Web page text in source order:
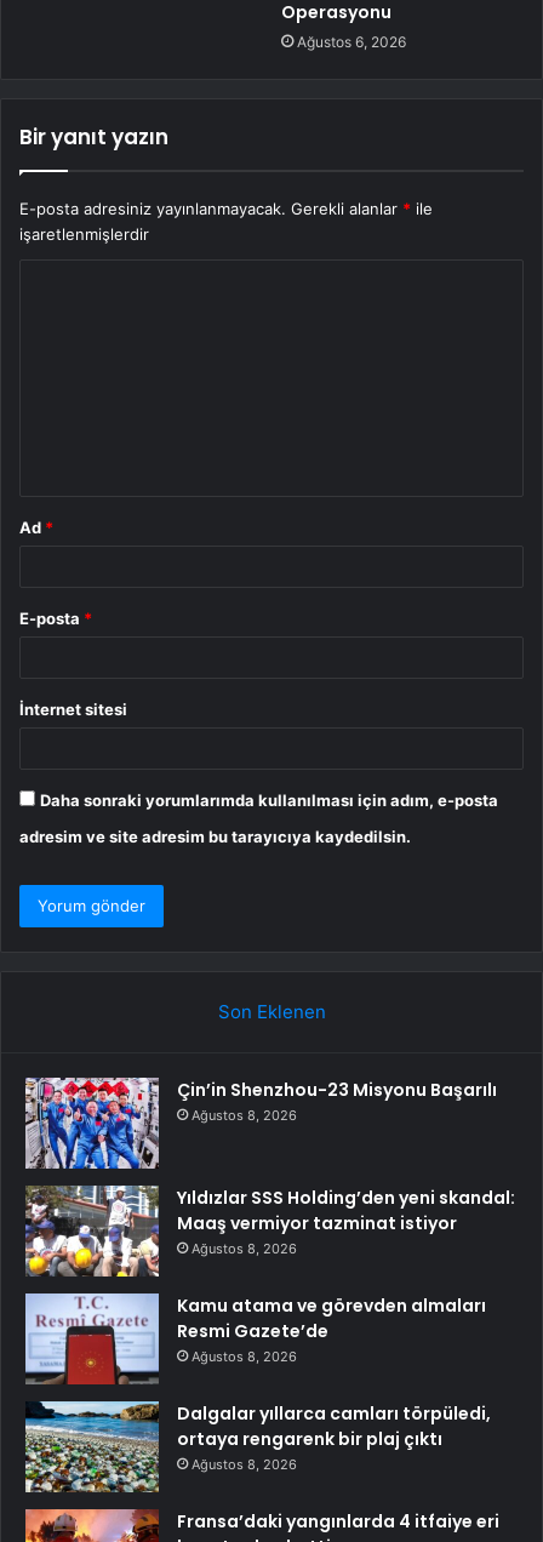
Operasyonu
Ağustos 6, 2026
Bir yanıt yazın
E-posta adresiniz yayınlanmayacak. Gerekli alanlar * ile
işaretlenmişlerdir
Ad *
E-posta *
İnternet sitesi
Daha sonraki yorumlarımda kullanılması için adım, e-posta
adresim ve site adresim bu tarayıcıya kaydedilsin.
Son Eklenen
Çin’in Shenzhou-23 Misyonu Başarılı
Ağustos 8, 2026
Yıldızlar SSS Holding’den yeni skandal:
Maaş vermiyor tazminat istiyor
Ağustos 8, 2026
Kamu atama ve görevden almaları
Resmi Gazete’de
Ağustos 8, 2026
Dalgalar yıllarca camları törpüledi,
ortaya rengarenk bir plaj çıktı
Ağustos 8, 2026
Fransa’daki yangınlarda 4 itfaiye eri